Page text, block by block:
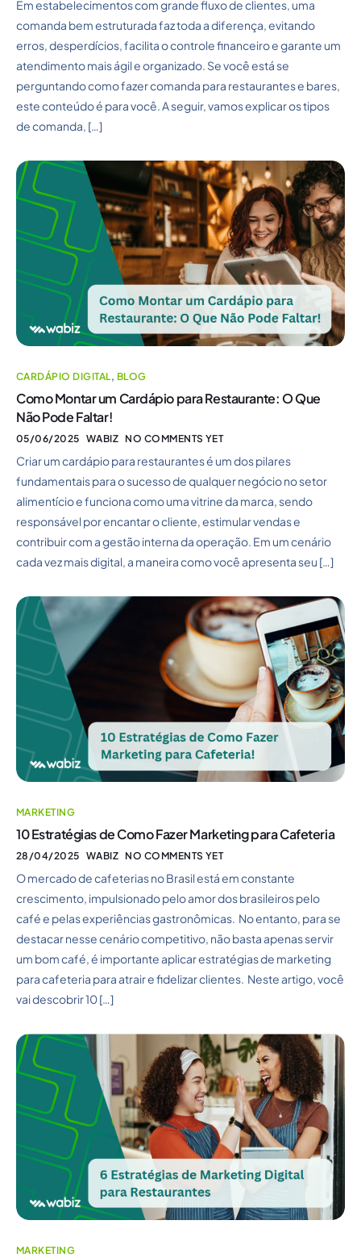
Em estabelecimentos com grande fluxo de clientes, uma
comanda bem estruturada faz toda a diferença, evitando
erros, desperdícios, facilita o controle financeiro e garante um
atendimento mais ágil e organizado. Se você está se
perguntando como fazer comanda para restaurantes e bares,
este conteúdo é para você. A seguir, vamos explicar os tipos
de comanda, […]
CARDÁPIO DIGITAL, BLOG
Como Montar um Cardápio para Restaurante: O Que
Não Pode Faltar!
05/06/2025 WABIZ NO COMMENTS YET
Criar um cardápio para restaurantes é um dos pilares
fundamentais para o sucesso de qualquer negócio no setor
alimentício e funciona como uma vitrine da marca, sendo
responsável por encantar o cliente, estimular vendas e
contribuir com a gestão interna da operação. Em um cenário
cada vez mais digital, a maneira como você apresenta seu […]
MARKETING
10 Estratégias de Como Fazer Marketing para Cafeteria
28/04/2025 WABIZ NO COMMENTS YET
O mercado de cafeterias no Brasil está em constante
crescimento, impulsionado pelo amor dos brasileiros pelo
café e pelas experiências gastronômicas. No entanto, para se
destacar nesse cenário competitivo, não basta apenas servir
um bom café, é importante aplicar estratégias de marketing
para cafeteria para atrair e fidelizar clientes. Neste artigo, você
vai descobrir 10 […]
MARKETING